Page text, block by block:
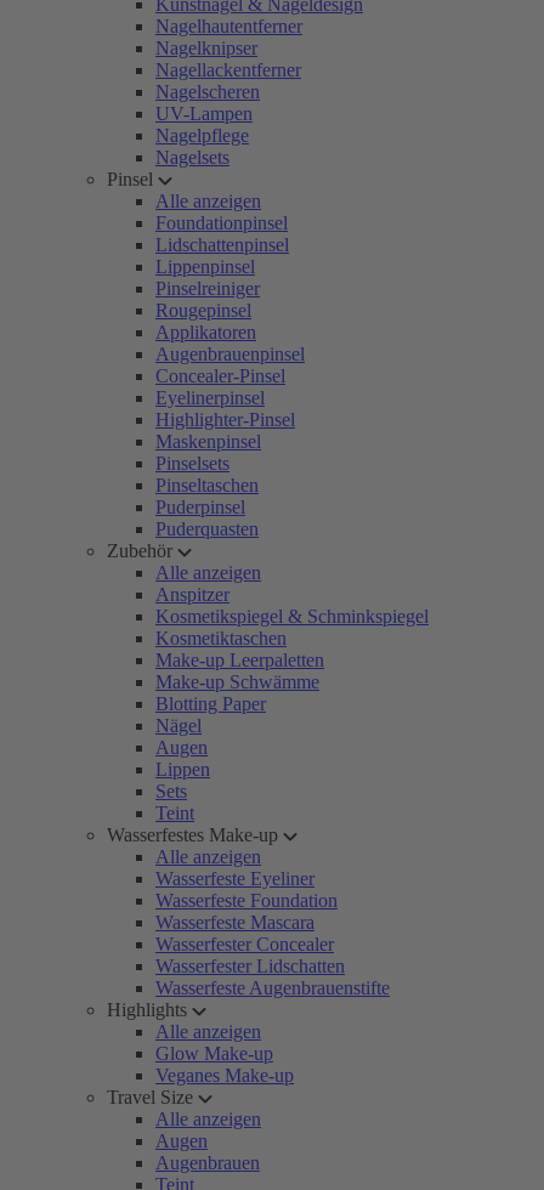
Kunstnägel & Nageldesign
Nagelhautentferner
Nagelknipser
Nagellackentferner
Nagelscheren
UV-Lampen
Nagelpflege
Nagelsets
Pinsel
Alle anzeigen
Foundationpinsel
Lidschattenpinsel
Lippenpinsel
Pinselreiniger
Rougepinsel
Applikatoren
Augenbrauenpinsel
Concealer-Pinsel
Eyelinerpinsel
Highlighter-Pinsel
Maskenpinsel
Pinselsets
Pinseltaschen
Puderpinsel
Puderquasten
Zubehör
Alle anzeigen
Anspitzer
Kosmetikspiegel & Schminkspiegel
Kosmetiktaschen
Make-up Leerpaletten
Make-up Schwämme
Blotting Paper
Nägel
Augen
Lippen
Sets
Teint
Wasserfestes Make-up
Alle anzeigen
Wasserfeste Eyeliner
Wasserfeste Foundation
Wasserfeste Mascara
Wasserfester Concealer
Wasserfester Lidschatten
Wasserfeste Augenbrauenstifte
Highlights
Alle anzeigen
Glow Make-up
Veganes Make-up
Travel Size
Alle anzeigen
Augen
Augenbrauen
Teint